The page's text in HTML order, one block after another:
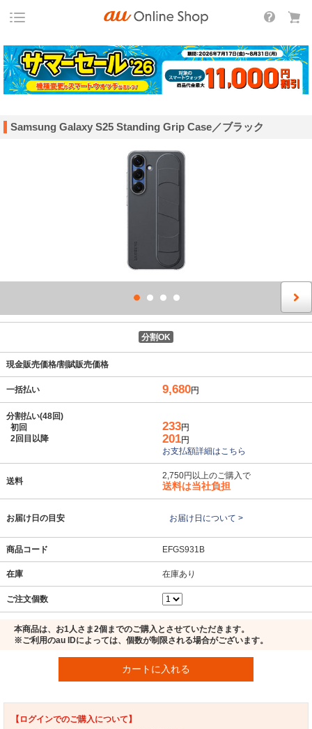
Samsung Galaxy S25 Standing Grip Case／ブラック
分割OK
現金販売価格/割賦販売価格
一括払い 9,680円
分割払い(48回)
初回
2回目以降
233円
201円
お支払額詳細はこちら
送料
2,750円以上のご購入で
送料は当社負担
お届け日の目安 お届け日について >
商品コード EFGS931B
在庫 在庫あり
ご注文個数
本商品は、お1人さま2個までのご購入とさせていただきます。
※ご利用のau IDによっては、個数が制限される場合がございます。
カートに入れる
【ログインでのご購入について】